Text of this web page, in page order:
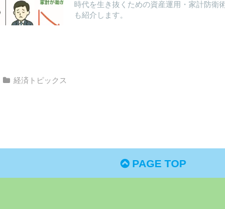
時代を生き抜くための資産運用・家計防衛
も紹介します。
経済トピックス
PAGE TOP